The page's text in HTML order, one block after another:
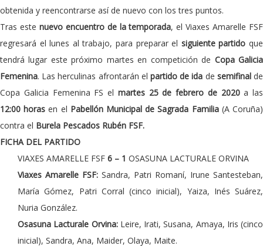
obtenida y reencontrarse así de nuevo con los tres puntos.
Tras este nuevo encuentro de la temporada, el Viaxes Amarelle FSF
regresará el lunes al trabajo, para preparar el siguiente partido que
tendrá lugar este próximo martes en competición de Copa Galicia
Femenina. Las herculinas afrontarán el partido de ida de semifinalde
Copa Galicia Femenina FS el martes 25 de febrero de 2020a las
12:00 horas en el Pabellón Municipal de Sagrada Familia(A Coruña)
contra el Burela Pescados Rubén FSF.
FICHA DEL PARTIDO
VIAXES AMARELLE FSF 6 – 1 OSASUNA LACTURALE ORVINA
Viaxes Amarelle FSF: Sandra, Patri Romaní, Irune Santesteban,
María Gómez, Patri Corral (cinco inicial), Yaiza, Inés Suárez,
Nuria González.
Osasuna Lacturale Orvina:Leire, Irati, Susana, Amaya, Iris (cinco
inicial), Sandra, Ana, Maider, Olaya, Maite.